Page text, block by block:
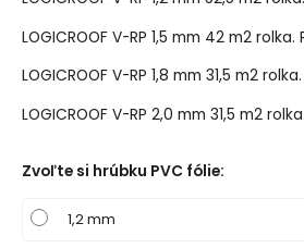
LOGICROOF V-RP 1,5 mm 42 m2
LOGICROOF V-RP 1,8 mm 31,5 m2
LOGICROOF V-RP 2,0 mm 31,5 m2
Zvoľte si hrúbku PVC fólie:
1,2 mm